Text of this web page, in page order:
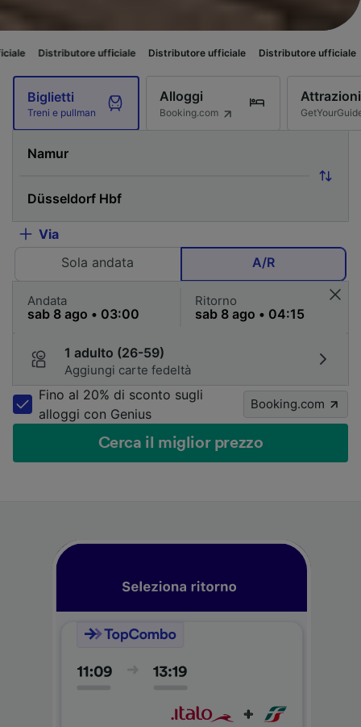
ufficiale Distributore ufficiale Distributore ufficiale Distributore
Biglietti
Treni e pullman
Alloggi
Booking.com
Attrazioni
Via
Sola andata
A/R
Andata Ritorno
1 adulto (26-59)
Aggiungi carte fedeltà
Fino al 20% di sconto sugli
alloggi con Genius
Booking.com
Cerca il miglior prezzo